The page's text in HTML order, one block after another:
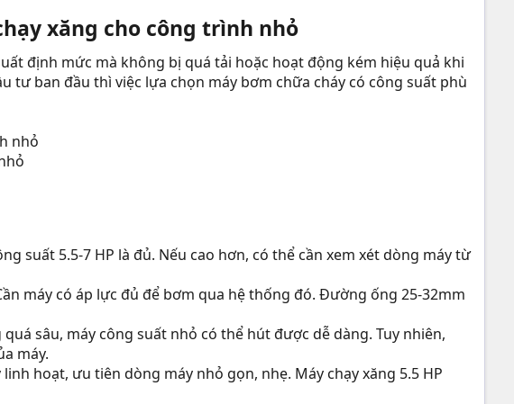
xăng cho công trình nhỏ​
định mức mà không bị quá tải hoặc hoạt động kém hiệu quả khi
ban đầu thì việc lựa chọn máy bơm chữa cháy có công suất phù
suất 5.5-7 HP là đủ. Nếu cao hơn, có thể cần xem xét dòng máy từ
máy có áp lực đủ để bơm qua hệ thống đó. Đường ống 25-32mm
sâu, máy công suất nhỏ có thể hút được dễ dàng. Tuy nhiên,
máy.
hoạt, ưu tiên dòng máy nhỏ gọn, nhẹ. Máy chạy xăng 5.5 HP